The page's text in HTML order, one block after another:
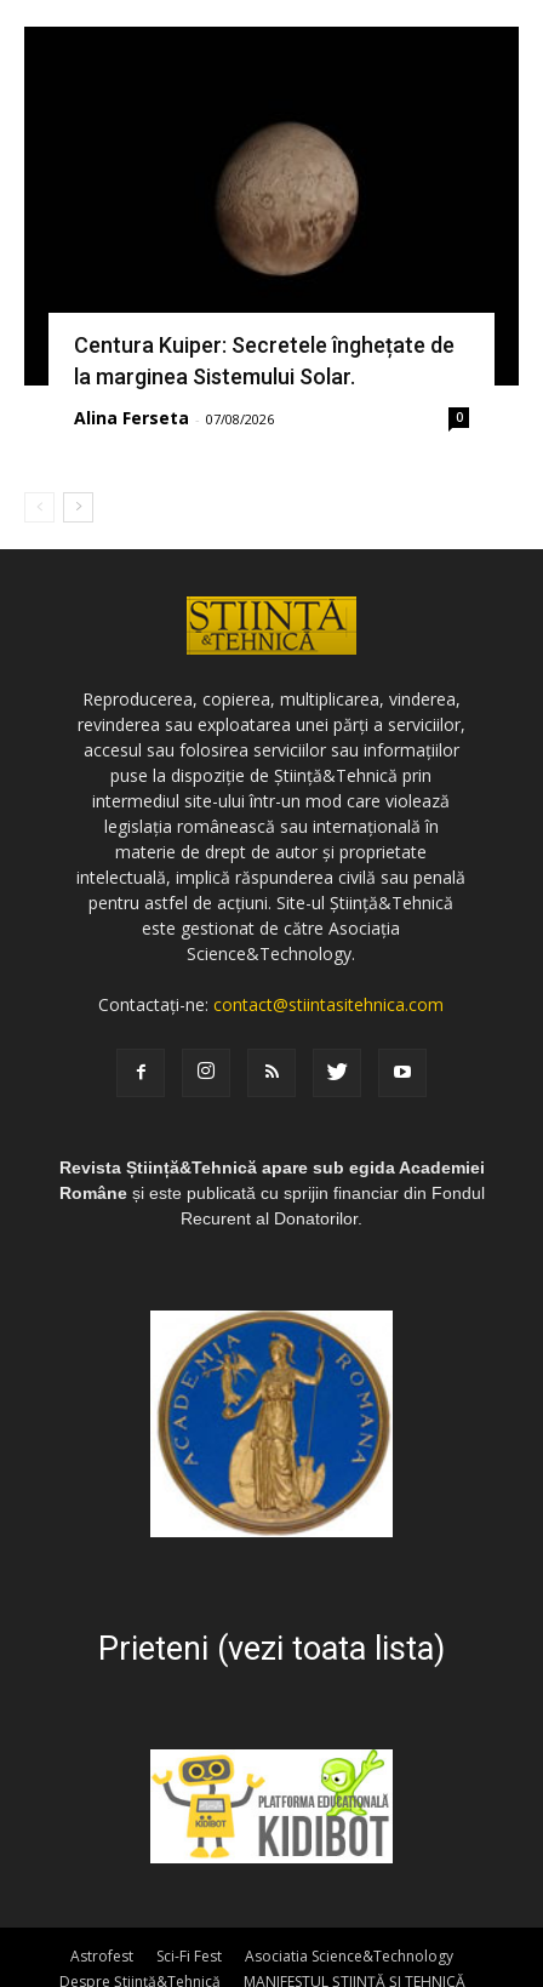
Centura Kuiper: Secretele înghețate de
la marginea Sistemului Solar.
Alina Ferseta - 07/08/2026 0
Reproducerea, copierea, multiplicarea, vinderea,
revinderea sau exploatarea unei părți a serviciilor,
accesul sau folosirea serviciilor sau informațiilor
puse la dispoziție de Știință&Tehnică prin
intermediul site-ului într-un mod care violează
legislația românească sau internațională în
materie de drept de autor și proprietate
intelectuală, implică răspunderea civilă sau penală
pentru astfel de acțiuni. Site-ul Știință&Tehnică
este gestionat de către Asociația
Science&Technology.
Contactați-ne:contact@stiintasitehnica.com
Revista Știință&Tehnică apare sub egida Academiei
Româneși este publicată cu sprijin financiar din Fondul
Recurent al Donatorilor.
Prieteni (vezi toata lista)
Astrofest Sci-Fi Fest
Asociatia Science&Technology
Despre Știință&Tehnică
MANIFESTUL ȘTIINȚĂ ȘI TEHNICĂ